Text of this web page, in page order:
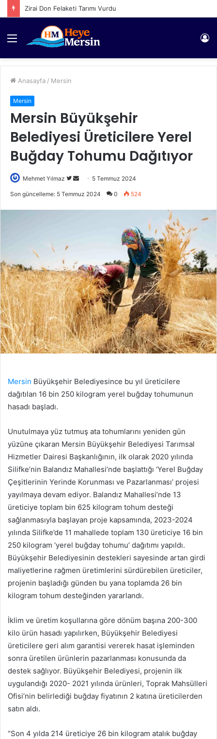
Zirai Don Felaketi Tarımı Vurdu
Menü
Anasayfa / Mersin
Mersin
Mersin Büyükşehir
Belediyesi Üreticilere Yerel
Buğday Tohumu Dağıtıyor
Mehmet Yılmaz
Twitter'da
Bir
5 Temmuz 2024
Son güncelleme: 5 Temmuz 2024 0 524
Mersin Büyükşehir Belediyesince bu yıl üreticilere
dağıtılan 16 bin 250 kilogram yerel buğday tohumunun
hasadı başladı.
Unutulmaya yüz tutmuş ata tohumlarını yeniden gün
yüzüne çıkaran Mersin Büyükşehir Belediyesi Tarımsal
Hizmetler Dairesi Başkanlığının, ilk olarak 2020 yılında
Silifke’nin Balandız Mahallesi’nde başlattığı ‘Yerel Buğday
Çeşitlerinin Yerinde Korunması ve Pazarlanması’ projesi
yayılmaya devam ediyor. Balandız Mahallesi’nde 13
üreticiye toplam bin 625 kilogram tohum desteği
sağlanmasıyla başlayan proje kapsamında, 2023-2024
yılında Silifke’de 11 mahallede toplam 130 üreticiye 16 bin
250 kilogram ‘yerel buğday tohumu’ dağıtımı yapıldı.
Büyükşehir Belediyesinin destekleri sayesinde artan girdi
maliyetlerine rağmen üretimlerini sürdürebilen üreticiler,
projenin başladığı günden bu yana toplamda 26 bin
kilogram tohum desteğinden yararlandı.
İklim ve üretim koşullarına göre dönüm başına 200-300
kilo ürün hasadı yapılırken, Büyükşehir Belediyesi
üreticilere geri alım garantisi vererek hasat işleminden
sonra üretilen ürünlerin pazarlanması konusunda da
destek sağlıyor. Büyükşehir Belediyesi, projenin ilk
uygulandığı 2020- 2021 yılında ürünleri, Toprak Mahsülleri
Ofisi’nin belirlediği buğday fiyatının 2 katına üreticilerden
satın aldı.
“Son 4 yılda 214 üreticiye 26 bin kilogram atalık buğday